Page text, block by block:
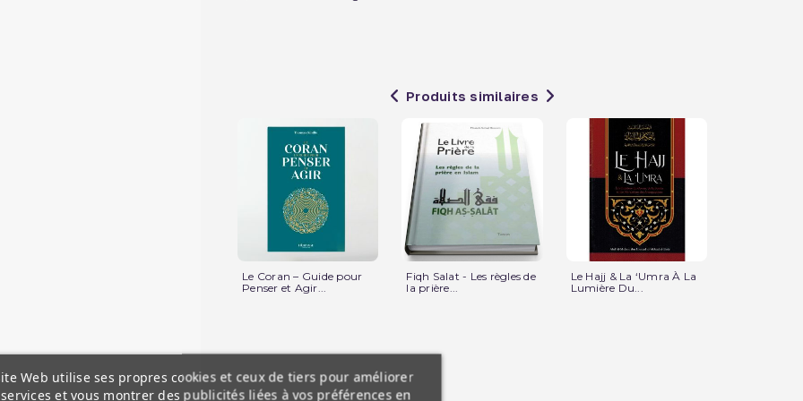
Produits similaires
Le Coran – Guide pour
Penser et Agir...
Fiqh Salat - Les règles de
la prière...
Le Hajj & La ‘Umra À La
Lumière Du...
Web utilise ses propres cookies et ceux de tiers pour améliorer
et vous montrer des publicités liées à vos préférences en